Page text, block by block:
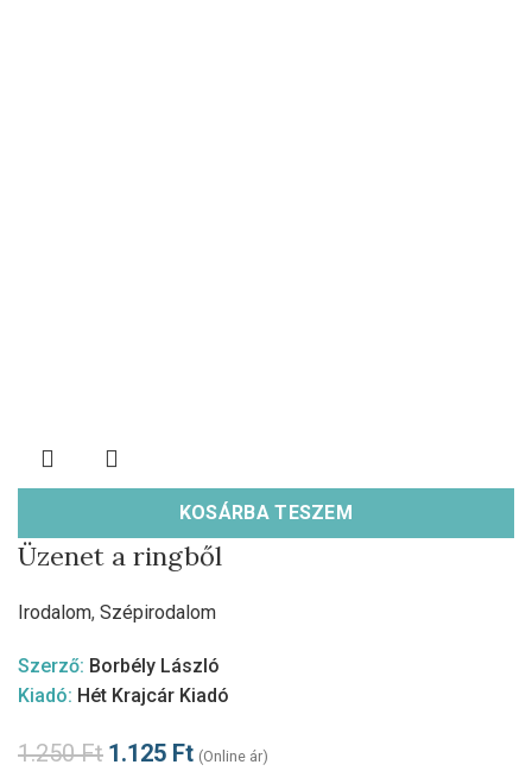
KOSÁRBA TESZEM
Üzenet a ringből
Irodalom, Szépirodalom
Szerző: Borbély László
Kiadó: Hét Krajcár Kiadó
1.250Ft 1.125 Ft (Online ár)